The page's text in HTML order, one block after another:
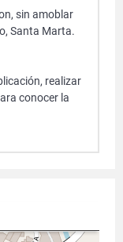
sin amoblar
Santa Marta.
realizar
conocer la